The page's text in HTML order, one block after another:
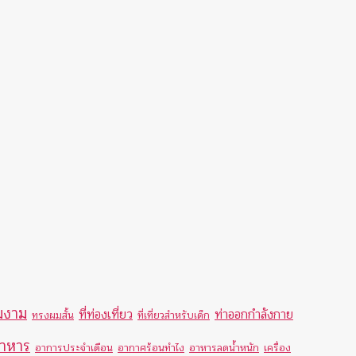
าม ทรงผมสั้น ที่ท่องเที่ยว ที่เที่ยวสำหรับเด็ก ท่าออกกำลังกาย
หาร อาการประจำเดือน อากาศร้อนทำไง อาหารลดน้ำหนัก เครื่อง